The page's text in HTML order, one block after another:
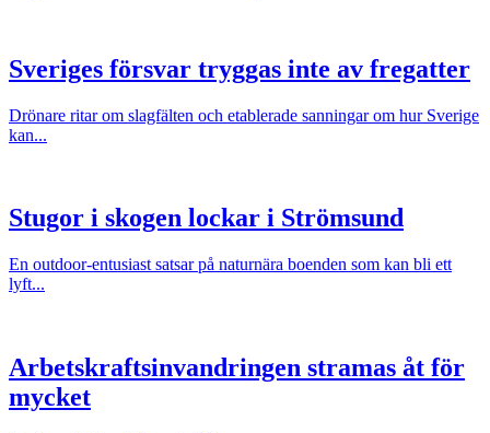
Sveriges försvar tryggas inte av fregatter
Drönare ritar om slagfälten och etablerade sanningar om hur Sverige
kan...
Stugor i skogen lockar i Strömsund
En outdoor-entusiast satsar på naturnära boenden som kan bli ett
lyft...
Arbetskraftsinvandringen stramas åt för
mycket